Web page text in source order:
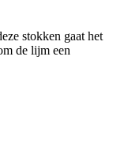
stokken gaat het
de lijm een